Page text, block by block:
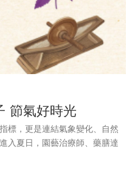
節氣好時光
標，更是連結氣象變化、自然
入夏日，園藝治療師、藥膳達
日常中如何找回儀式感，以及